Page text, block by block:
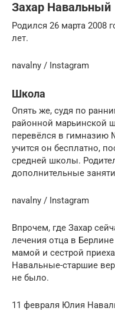
Захар Навальный
Родился 26 марта 2008
лет.
navalny / Instagram
Школа
Опять же, судя по
районной марьинской
перевёлся в гимназию
учится он бесплатно,
средней школы.
дополнительные
navalny / Instagram
Впрочем, где Захар
лечения отца в
мамой и сестрой
Навальные-старшие
не было.
11 февраля Юлия